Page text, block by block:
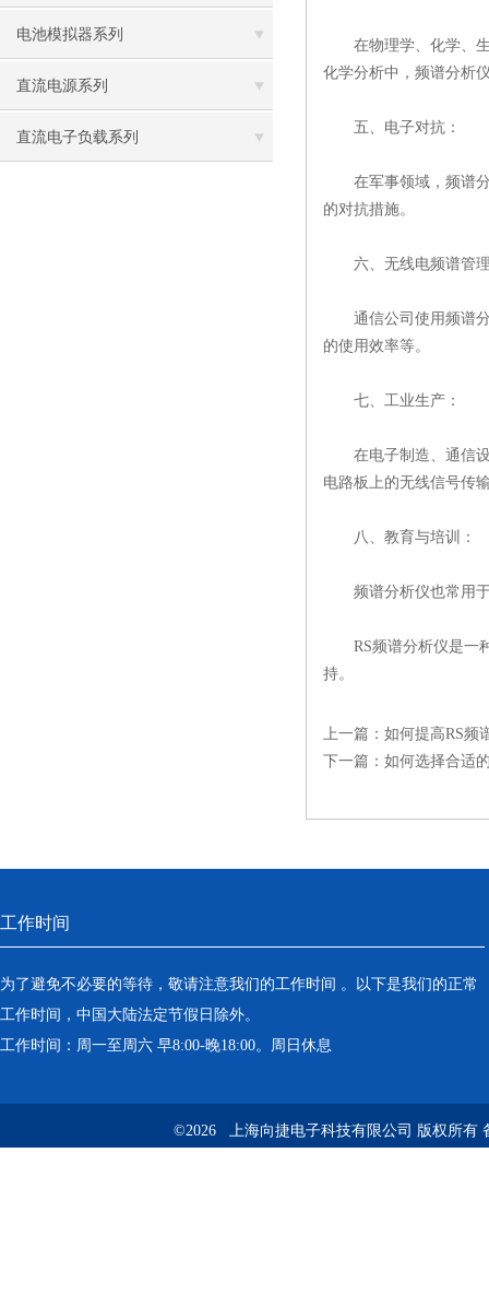
电池模拟器系列
直流电源系列
直流电子负载系列
在物理学、化学、生
化学分析中，频谱分析
五、电子对抗：
在军事领域，频谱分
的对抗措施。
六、无线电频谱管
通信公司使用频谱分
的使用效率等。
七、工业生产：
在电子制造、通信设
电路板上的无线信号传
八、教育与培训：
频谱分析仪也常用于
RS频谱分析仪是一种
持。
上一篇： 如何提高RS频
下一篇： 如何选择合适
工作时间
为了避免不必要的等待，敬请注意我们的工作时间 。以下是我们的正常
工作时间，中国大陆法定节假日除外。
工作时间：周一至周六 早8:00-晚18:00。周日休息
©2026 上海向捷电子科技有限公司 版权所有